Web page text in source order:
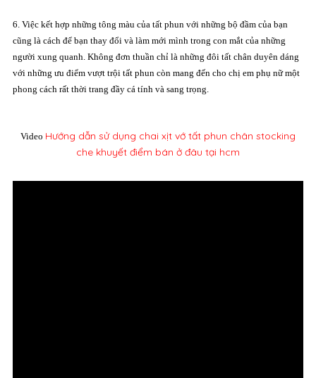
6. Việc kết hợp những tông màu của tất phun với những bộ đầm của bạn
cũng là cách để bạn thay đổi và làm mới mình trong con mắt của những
người xung quanh. Không đơn thuần chỉ là những đôi tất chân duyên dáng
với những ưu điểm vượt trội tất phun còn mang đến cho chị em phụ nữ một
phong cách rất thời trang đầy cá tính và sang trọng.
Video Hướng dẫn sử dụng chai xịt vớ tất phun chân stocking
che khuyết điểm bán ở đâu tại hcm